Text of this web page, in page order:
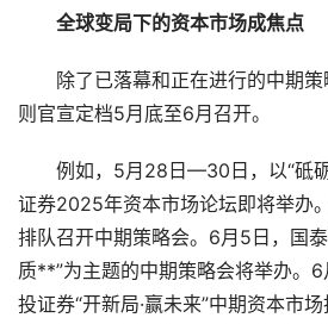
全球变局下的资本市场成焦点
除了已落幕和正在进行的中期策
则官宣定档5月底至6月召开。
例如，5月28日—30日，以“砥砺
证券2025年资本市场论坛即将举办
排队召开中期策略会。6月5日，国
质**”为主题的中期策略会将举办。
投证券“开新局·赢未来”中期资本市